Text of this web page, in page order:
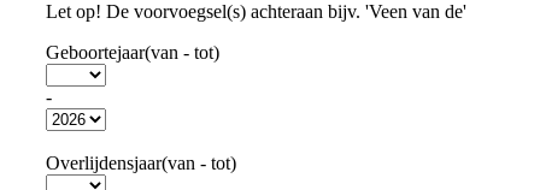
Let op! De voorvoegsel(s) achteraan bijv. 'Veen van de'
Geboortejaar(van - tot)
-
Overlijdensjaar(van - tot)